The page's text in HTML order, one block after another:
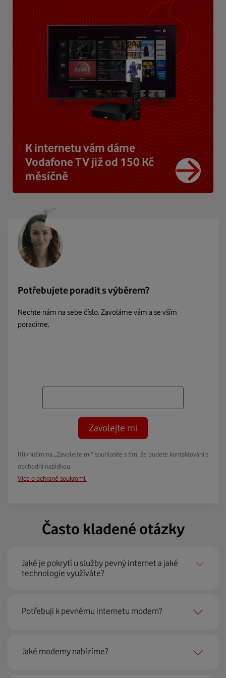
K internetu vám dáme
Vodafone TV již od 150 Kč
měsíčně
Potřebujete poradit s výběrem?
Nechte nám na sebe číslo. Zavoláme vám a se vším
poradíme.
Zavolejte mi
Kliknutím na „Zavolejte mi“ souhlasíte s tím, že budete kontaktováni s
obchodní nabídkou.
Více o ochraně soukromí.
Často kladené otázky
Jaké je pokrytí u služby pevný internet a jaké
technologie využíváte?
Pevný internet můžeme nabídnout
domácností
Potřebuji k pevnému internetu modem?
Ano, potřebujete. Rádi vám ho poskytneme na splátky. U
modemu od Vodafonu navíc garantujeme plnou
Jaké modemy nabízíme?